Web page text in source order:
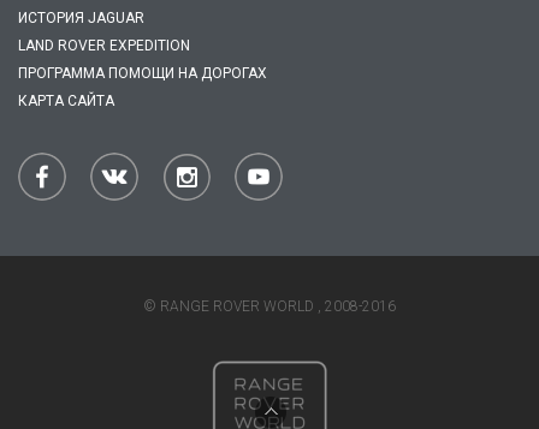
ИСТОРИЯ JAGUAR
LAND ROVER EXPEDITION
ПРОГРАММА ПОМОЩИ НА ДОРОГАХ
КАРТА САЙТА
© RANGE ROVER WORLD , 2008-2016